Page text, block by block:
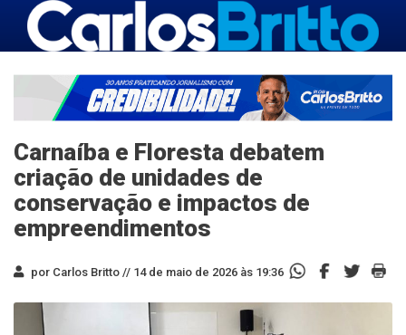
Carnaíba e Floresta debatem
criação de unidades de
conservação e impactos de
empreendimentos
por Carlos Britto // 14 de maio de 2026 às 19:36